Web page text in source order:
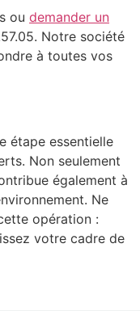
ou demander un
Notre société
à toutes vos
étape essentielle
Non seulement
également à
Ne
opération :
votre cadre de